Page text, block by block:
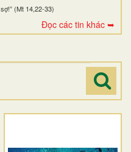
sợ!” (Mt 14,22-33)
Đọc các tin khác ➥